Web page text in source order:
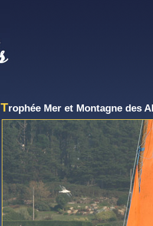
Trophée Mer et Montagne des